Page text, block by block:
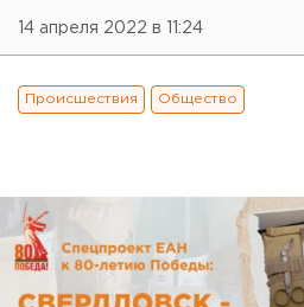
14 апреля 2022 в 11:24
Происшествия Общество